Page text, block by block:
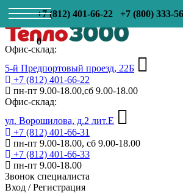
+7 (812) 401-66-22 +7 (800) 333-
0
Офис-склад:
5-й Предпортовый проезд, 22Б
+7 (812) 401-66-22
пн-пт 9.00-18.00,сб 9.00-18.00
Офис-склад:
ул. Ворошилова, д.2 лит.Е
+7 (812) 401-66-31
пн-пт 9.00-18.00, сб 9.00-18.00
+7 (812) 401-66-33
пн-пт 9.00-18.00
Звонок специалиста
Вход /Регистрация